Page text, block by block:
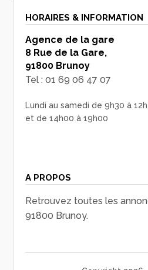
HORAIRES & INFORMATION
Agence de la gare
8 Rue de la Gare,
91800 Brunoy
Tel : 01 69 06 47 07
Lundi au samedi de 9h30 à
et de 14h00 à 19h00
A PROPOS
Retrouvez toutes les
91800 Brunoy.